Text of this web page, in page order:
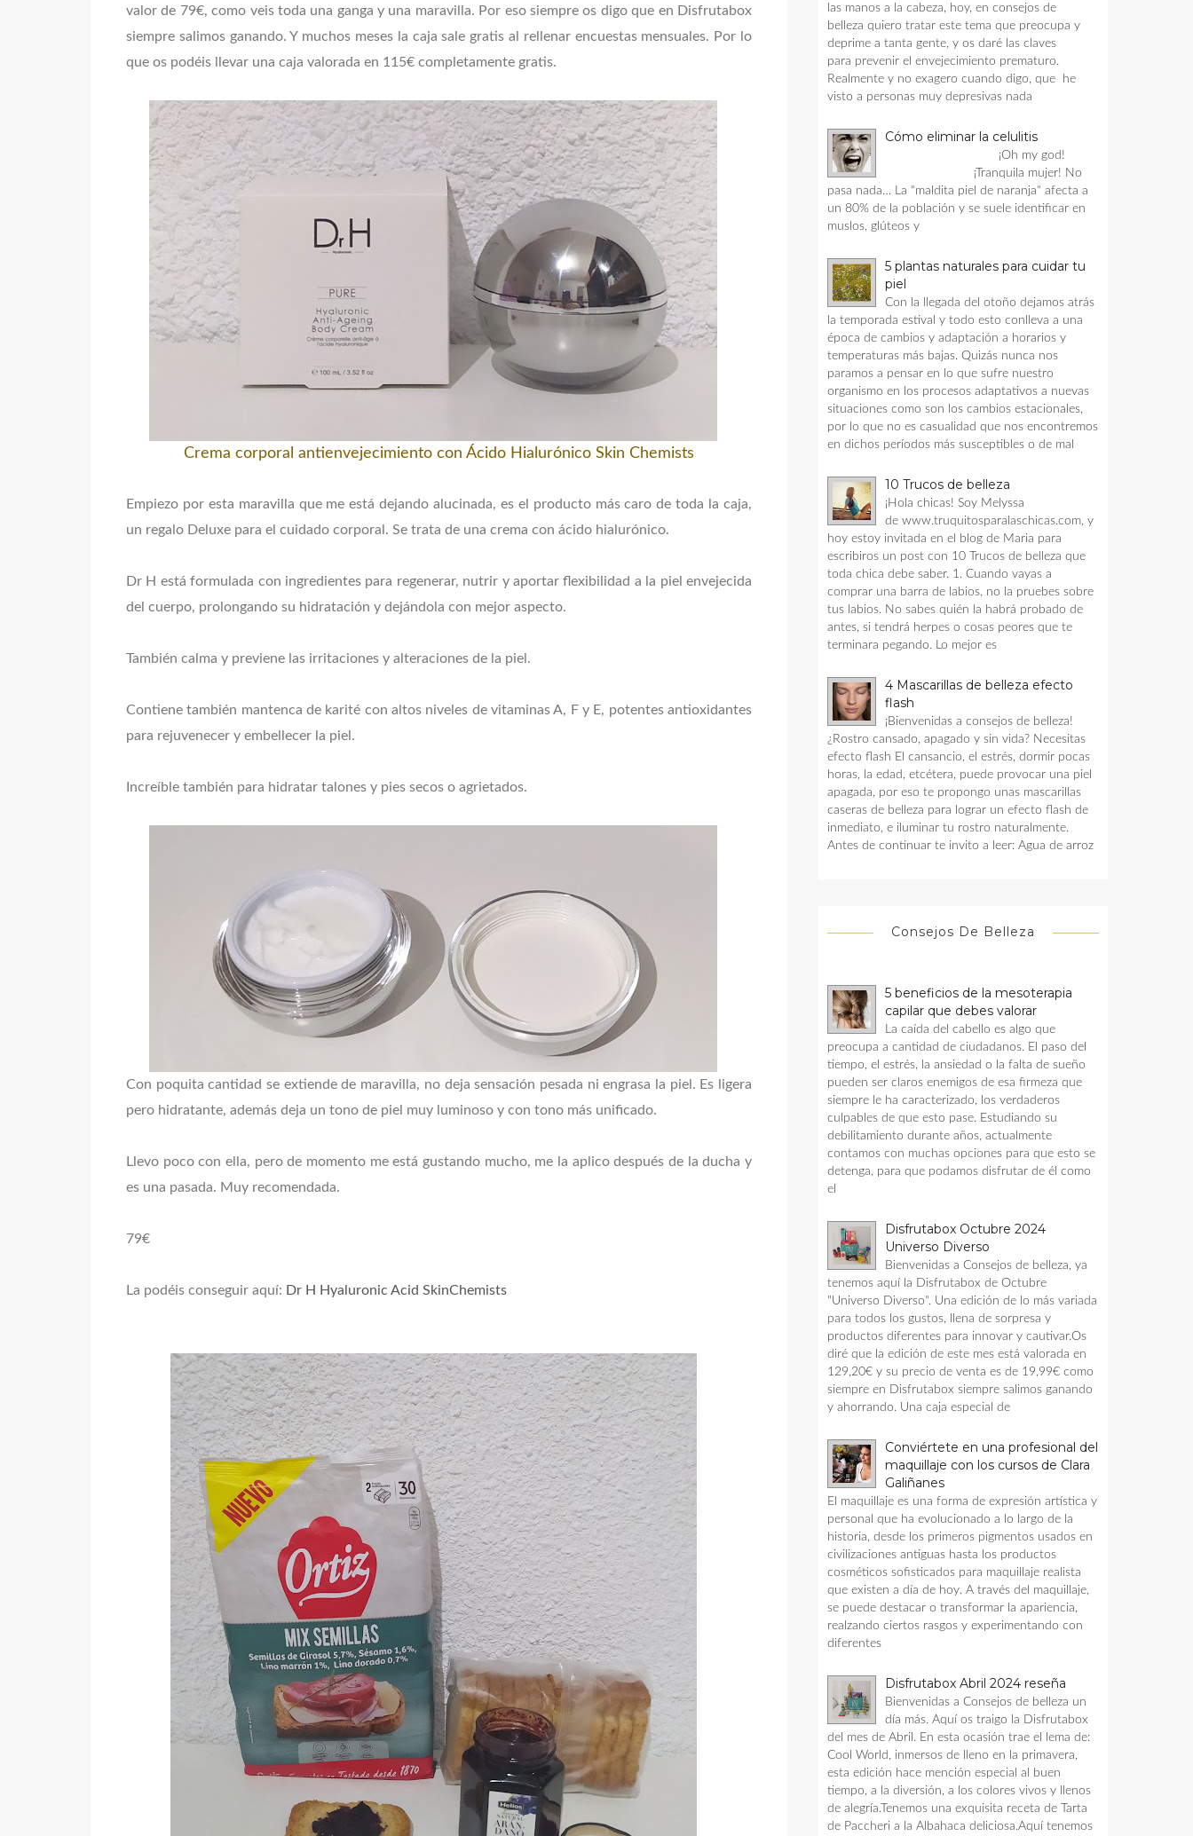
valor de 79€, como veis toda una ganga y una maravilla. Por eso siempre os digo que en Disfrutabox
siempre salimos ganando. Y muchos meses la caja sale gratis al rellenar encuestas mensuales. Por lo
que os podéis llevar una caja valorada en 115€ completamente gratis.
Crema corporal antienvejecimiento con Ácido Hialurónico Skin Chemists
Empiezo por esta maravilla que me está dejando alucinada, es el producto más caro de toda la caja,
un regalo Deluxe para el cuidado corporal. Se trata de una crema con ácido hialurónico.
Dr H está formulada con ingredientes para regenerar, nutrir y aportar flexibilidad a la piel envejecida
del cuerpo, prolongando su hidratación y dejándola con mejor aspecto.
También calma y previene las irritaciones y alteraciones de la piel.
Contiene también mantenca de karité con altos niveles de vitaminas A, F y E, potentes antioxidantes
para rejuvenecer y embellecer la piel.
Increíble también para hidratar talones y pies secos o agrietados.
Con poquita cantidad se extiende de maravilla, no deja sensación pesada ni engrasa la piel. Es ligera
pero hidratante, además deja un tono de piel muy luminoso y con tono más unificado.
Llevo poco con ella, pero de momento me está gustando mucho, me la aplico después de la ducha y
es una pasada. Muy recomendada.
79€
La podéis conseguir aquí: Dr H Hyaluronic Acid SkinChemists
las manos a la cabeza, hoy, en consejos de
belleza quiero tratar este tema que preocupa y
deprime a tanta gente, y os daré las claves
para prevenir el envejecimiento prematuro.
Realmente y no exagero cuando digo, que he
visto a personas muy depresivas nada
Cómo eliminar la celulitis
¡Oh my god!
¡Tranquila mujer! No
pasa nada… La “maldita piel de naranja" afecta a
un 80% de la población y se suele identificar en
muslos, glúteos y
5 plantas naturales para cuidar tu
piel
Con la llegada del otoño dejamos atrás
la temporada estival y todo esto conlleva a una
época de cambios y adaptación a horarios y
temperaturas más bajas. Quizás nunca nos
paramos a pensar en lo que sufre nuestro
organismo en los procesos adaptativos a nuevas
situaciones como son los cambios estacionales,
por lo que no es casualidad que nos encontremos
en dichos períodos más susceptibles o de mal
10 Trucos de belleza
¡Hola chicas! Soy Melyssa
de www.truquitosparalaschicas.com, y
hoy estoy invitada en el blog de Maria para
escribiros un post con 10 Trucos de belleza que
toda chica debe saber. 1. Cuando vayas a
comprar una barra de labios, no la pruebes sobre
tus labios. No sabes quién la habrá probado de
antes, si tendrá herpes o cosas peores que te
terminara pegando. Lo mejor es
4 Mascarillas de belleza efecto
flash
¡Bienvenidas a consejos de belleza!
¿Rostro cansado, apagado y sin vida? Necesitas
efecto flash El cansancio, el estrés, dormir pocas
horas, la edad, etcétera, puede provocar una piel
apagada, por eso te propongo unas mascarillas
caseras de belleza para lograr un efecto flash de
inmediato, e iluminar tu rostro naturalmente.
Antes de continuar te invito a leer: Agua de arroz
Consejos De Belleza
5 beneficios de la mesoterapia
capilar que debes valorar
La caída del cabello es algo que
preocupa a cantidad de ciudadanos. El paso del
tiempo, el estrés, la ansiedad o la falta de sueño
pueden ser claros enemigos de esa firmeza que
siempre le ha caracterizado, los verdaderos
culpables de que esto pase. Estudiando su
debilitamiento durante años, actualmente
contamos con muchas opciones para que esto se
detenga, para que podamos disfrutar de él como
el
Disfrutabox Octubre 2024
Universo Diverso
Bienvenidas a Consejos de belleza, ya
tenemos aquí la Disfrutabox de Octubre
"Universo Diverso". Una edición de lo más variada
para todos los gustos, llena de sorpresa y
productos diferentes para innovar y cautivar.Os
diré que la edición de este mes está valorada en
129,20€ y su precio de venta es de 19,99€ como
siempre en Disfrutabox siempre salimos ganando
y ahorrando. Una caja especial de
Conviértete en una profesional del
maquillaje con los cursos de Clara
Galiñanes
El maquillaje es una forma de expresión artística y
personal que ha evolucionado a lo largo de la
historia, desde los primeros pigmentos usados en
civilizaciones antiguas hasta los productos
cosméticos sofisticados para maquillaje realista
que existen a día de hoy. A través del maquillaje,
se puede destacar o transformar la apariencia,
realzando ciertos rasgos y experimentando con
diferentes
Disfrutabox Abril 2024 reseña
Bienvenidas a Consejos de belleza un
día más. Aquí os traigo la Disfrutabox
del mes de Abril. En esta ocasión trae el lema de:
Cool World, inmersos de lleno en la primavera,
esta edición hace mención especial al buen
tiempo, a la diversión, a los colores vivos y llenos
de alegría.Tenemos una exquisita receta de Tarta
de Paccheri a la Albahaca deliciosa.Aquí tenemos